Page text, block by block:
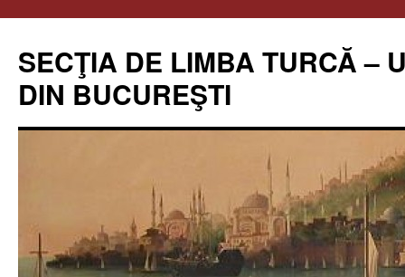
content
SECŢIA DE LIMBA TURCĂ –
DIN BUCUREŞTI